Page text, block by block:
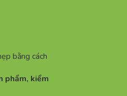
bằng cách
phẩm, kiểm